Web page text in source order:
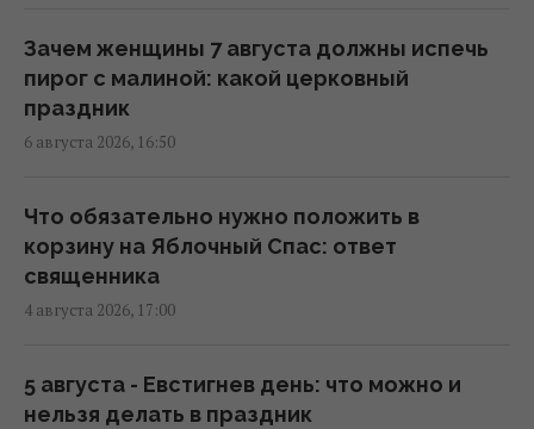
первыми накроет непогода и
долгожданное похолодание
13:19 четверг, 06 августа 2026
ворвутся грозы, шквалы и град, - синоптик
(карта)
09:31 четверг, 06 августа 2026
аномальной жары: где первыми
почувствуют похолодание
Зачем женщины 7 августа должны испечь
пирог с малиной: какой церковный
праздник
6 августа 2026, 16:50
Что обязательно нужно положить в
корзину на Яблочный Спас: ответ
священника
4 августа 2026, 17:00
5 августа - Евстигнев день: что можно и
нельзя делать в праздник